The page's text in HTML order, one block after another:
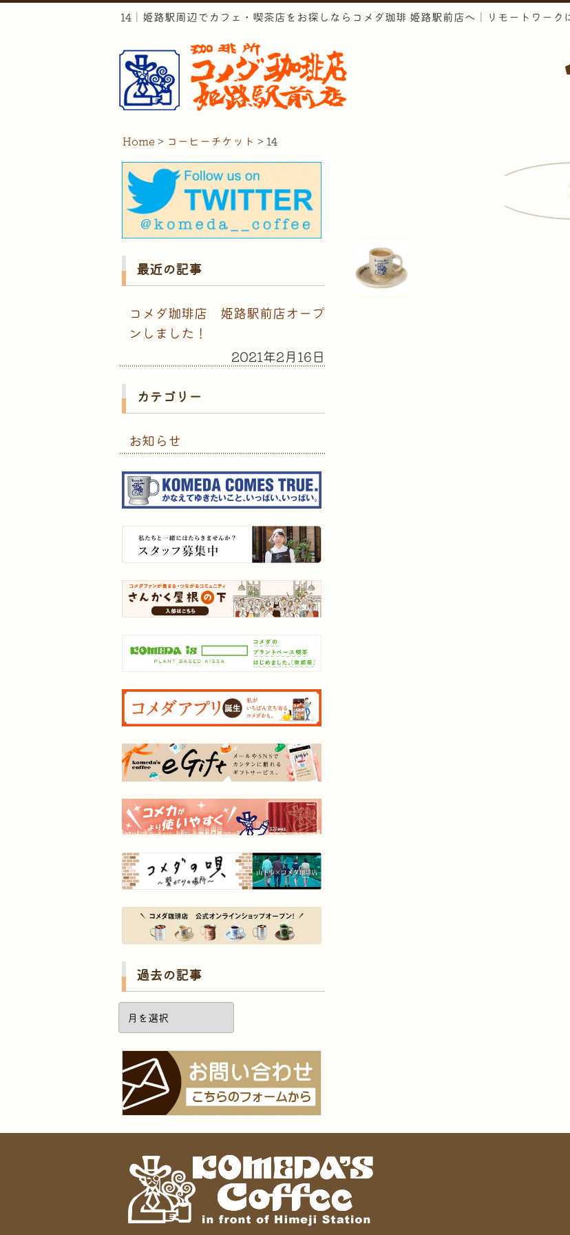
14｜姫路駅周辺でカフェ・喫茶店をお探しならコメダ珈琲 姫路駅前店へ｜リモートワーク
Home > コーヒーチケット > 14
最近の記事
コメダ珈琲店 姫路駅前店オープ
ンしました！
2021年2月16日
カテゴリー
お知らせ
過去の記事
過
去
の
記
事